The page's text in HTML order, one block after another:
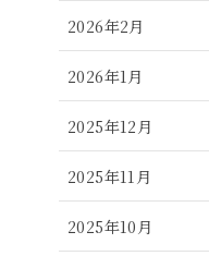
2026年2月
2026年1月
2025年12月
2025年11月
2025年10月